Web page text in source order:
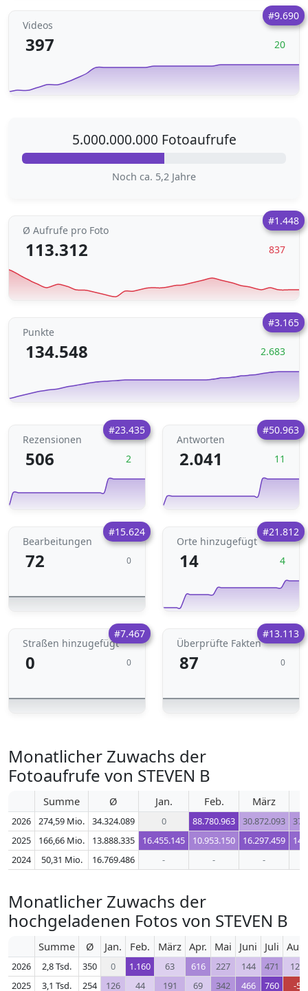
#9.690
Videos
397 20
5.000.000.000 Fotoaufrufe
Noch ca. 5,2 Jahre
#1.448
Ø Aufrufe pro Foto
113.312 837
#3.165
Punkte
134.548 2.683
#23.435
Rezensionen
506 2
#50.963
Antworten
2.041 11
#15.624
Bearbeitungen
72 0
#21.812
Orte hinzugefügt
14 4
#7.467
Straßen hinzugefügt
0 0
#13.113
Überprüfte Fakten
87 0
Monatlicher Zuwachs der
Fotoaufrufe von STEVEN B
Summe Ø Jan. Feb. März
2026 274,59 Mio. 34.324.089 0 88.780.963 30.872.093
2025
166,66 Mio. 13.888.335 16.455.145 10.953.150 16.297.459
2024
50,31 Mio. 16.769.486 - - -
Monatlicher Zuwachs der
hochgeladenen Fotos von STEVEN B
Summe Ø Jan. Feb. März Apr. Mai Juni Juli Aug.
2026 2,8 Tsd. 350 0 1.160 63 616 227 144 471
122
2025
3,1 Tsd. 254 126 44 191 69 342 466 760 -5